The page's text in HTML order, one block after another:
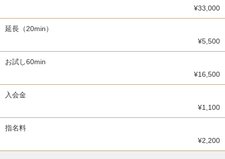
¥33,000
延長（20min）
¥5,500
お試し60min
¥16,500
入会金
¥1,100
指名料
¥2,200